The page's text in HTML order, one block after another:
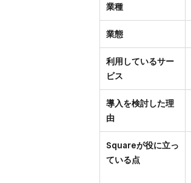
業種
業態
利用しているサー
ビス
導入を検討した理
由
Squareが役に立っ
ている点